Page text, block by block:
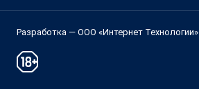
Разработка — ООО «Интернет Технологии»